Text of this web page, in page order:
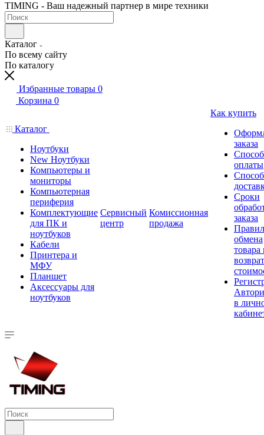
TIMING - Ваш надежный партнер в мире техники
Каталог
По всему сайту
По каталогу
Избранные товары 0
Корзина 0
Каталог
Ноутбуки
New Ноутбуки
Компьютеры и
мониторы
Компьютерная
периферия
Комплектующие
для ПК и
ноутбуков
Кабели
Принтера и
МФУ
Планшет
Аксессуары для
ноутбуков
Сервисный
центр
Комиссионная
продажа
Как купить
заказа
оплаты
Сроки
заказа
обмена
товара
в